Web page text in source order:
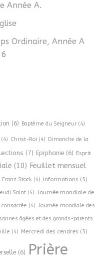
Année A.
Ordinaire, Année A
(6) Baptême du Seigneur (4)
(4) Christ-Roi (4) Dimanche de la
(7) Epiphanie (6) Esprit
(10) Feuillet mensuel
Franz Stock (4) informations (5)
Saint (4) Journée mondiale de
(4) Journée mondiale des
âgées et des grands-parents
(4) Mercredi des cendres (5)
(6)
Prière